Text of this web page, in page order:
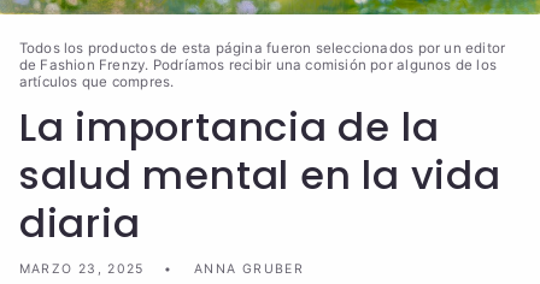
Todos los productos de esta página fueron seleccionados por un editor
de Fashion Frenzy. Podríamos recibir una comisión por algunos de los
artículos que compres.
La importancia de la
salud mental en la vida
diaria
MARZO 23, 2025 ANNA GRUBER